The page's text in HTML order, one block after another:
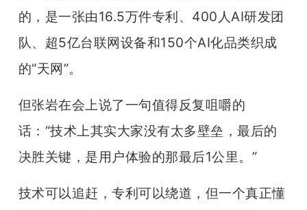
的，是一张由16.5万件专利、400人AI研发团
队、超5亿台联网设备和150个AI化品类织成
的“天网”。
但张岩在会上说了一句值得反复咀嚼的
话：“技术上其实大家没有太多壁垒，最后的
决胜关键，是用户体验的那最后1公里。”
技术可以追赶，专利可以绕道，但一个真正懂